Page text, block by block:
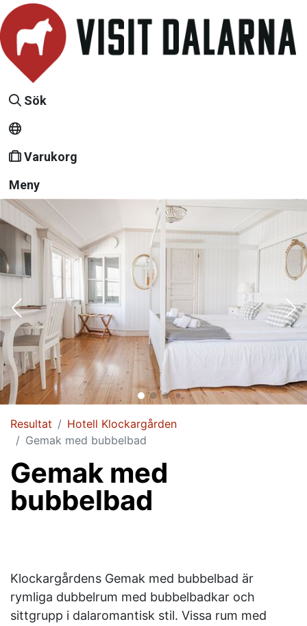
Sök
Varukorg
Meny
Resultat
Hotell Klockargården
Gemak med bubbelbad
Gemak med
bubbelbad
Klockargårdens Gemak med bubbelbad är
rymliga dubbelrum med bubbelbadkar och
sittgrupp i dalaromantisk stil. Vissa rum med